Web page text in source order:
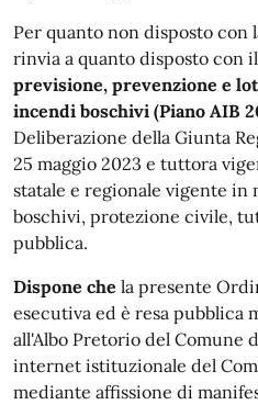
Per quanto non disposto con
rinvia a quanto disposto con il
previsione, prevenzione e
incendi boschivi (Piano AIB
Deliberazione della Giunta
25 maggio 2023 e tuttora
statale e regionale vigente in
boschivi, protezione civile,
pubblica.
Dispone che la presente
esecutiva ed è resa pubblica
all'Albo Pretorio del Comune
internet istituzionale del
mediante affissione di